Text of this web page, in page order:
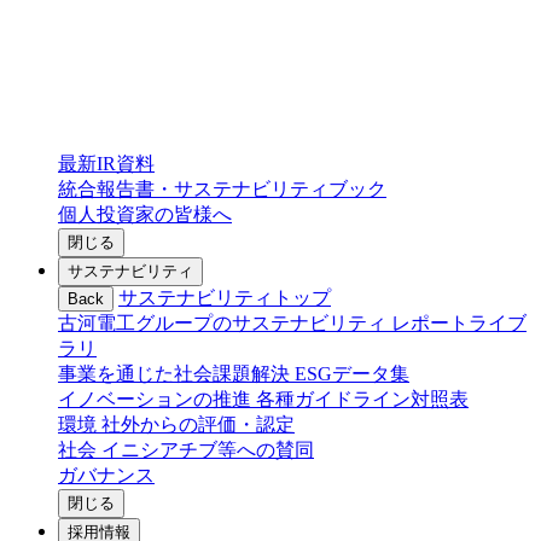
最新IR資料
統合報告書・サステナビリティブック
個人投資家の皆様へ
閉じる
サステナビリティ
Back
サステナビリティトップ
古河電工グループのサステナビリティ レポートライブ
ラリ
事業を通じた社会課題解決 ESGデータ集
イノベーションの推進 各種ガイドライン対照表
環境 社外からの評価・認定
社会 イニシアチブ等への賛同
ガバナンス
閉じる
採用情報